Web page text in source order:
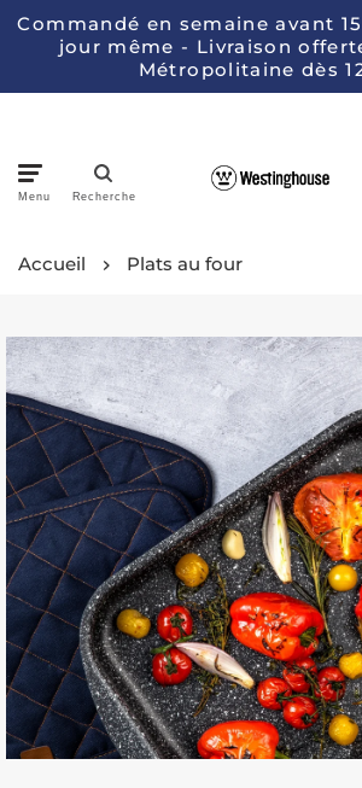
Commandé en semaine avant
jour même - Livraison
Métropolitaine dès
Casseroles
Couteaux
Collections
À propos de Westinghouse
Menu Recherche
Accueil Plats au four